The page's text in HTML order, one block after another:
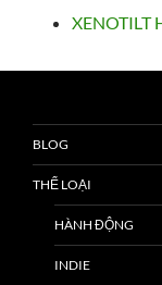
XENOTILT
BLOG
THỂ LOẠI
HÀNH ĐỘNG
INDIE